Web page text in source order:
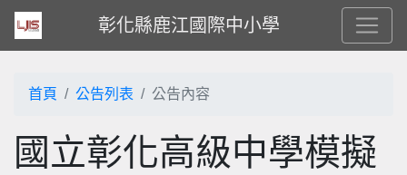
彰化縣鹿江國際中小學
首頁 公告列表 公告內容
國立彰化高級中學模擬